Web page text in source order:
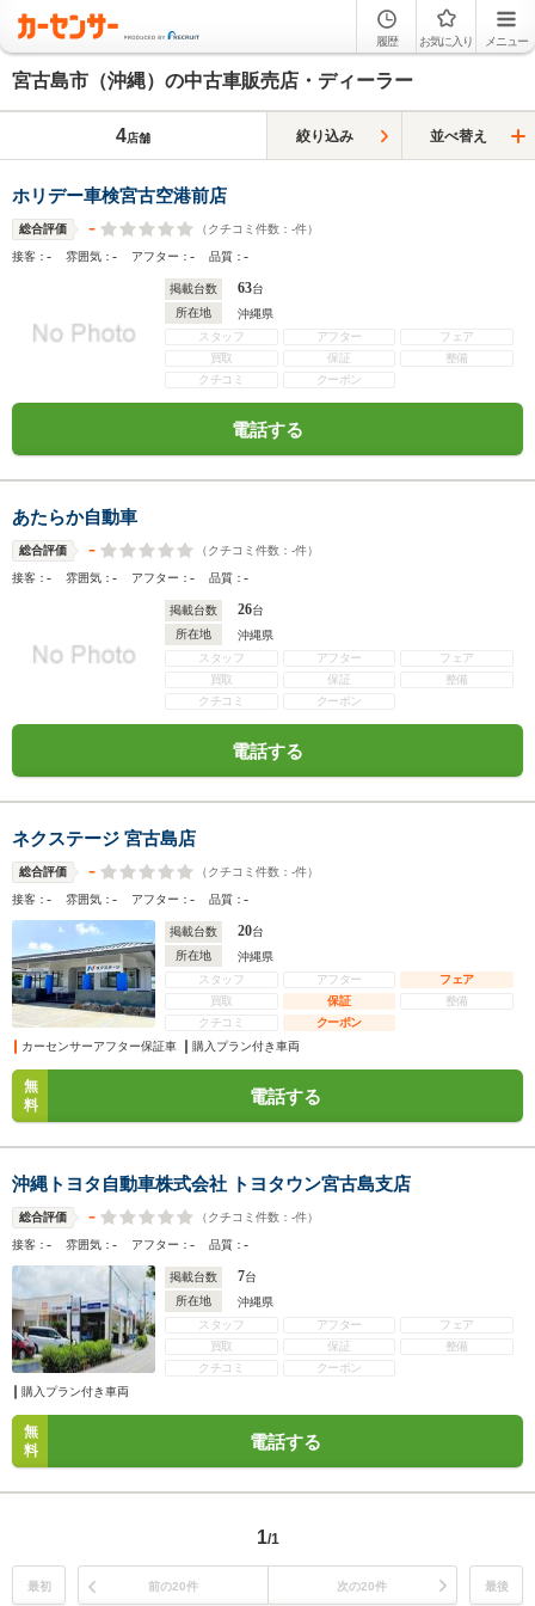
履歴 お気に入り メニュー
宮古島市（沖縄）の中古車販売店・ディーラー
4店舗 絞り込み 並べ替え
ホリデー車検宮古空港前店
総合評価 - （クチコミ件数： -件）
接客：- 雰囲気：- アフター：- 品質：-
掲載台数 63台
所在地
沖縄県
スタッフ
アフター
フェア
買取
保証
整備
クチコミ
クーポン
電話する
あたらか自動車
総合評価 - （クチコミ件数： -件）
接客：- 雰囲気：- アフター：- 品質：-
掲載台数 26台
所在地
沖縄県
スタッフ
アフター
フェア
買取
保証
整備
クチコミ
クーポン
電話する
ネクステージ 宮古島店
総合評価 - （クチコミ件数： -件）
接客：- 雰囲気：- アフター：- 品質：-
掲載台数 20台
所在地
沖縄県
スタッフ
アフター
フェア
買取
保証
整備
クチコミ
クーポン
カーセンサーアフター保証車
購入プラン付き車両
無
料
電話する
沖縄トヨタ自動車株式会社 トヨタウン宮古島支店
総合評価 - （クチコミ件数： -件）
接客：- 雰囲気：- アフター：- 品質：-
掲載台数 7台
所在地
沖縄県
スタッフ
アフター
フェア
買取
保証
整備
クチコミ
クーポン
購入プラン付き車両
無
料
電話する
1/1
最初 前の20件 次の20件 最後